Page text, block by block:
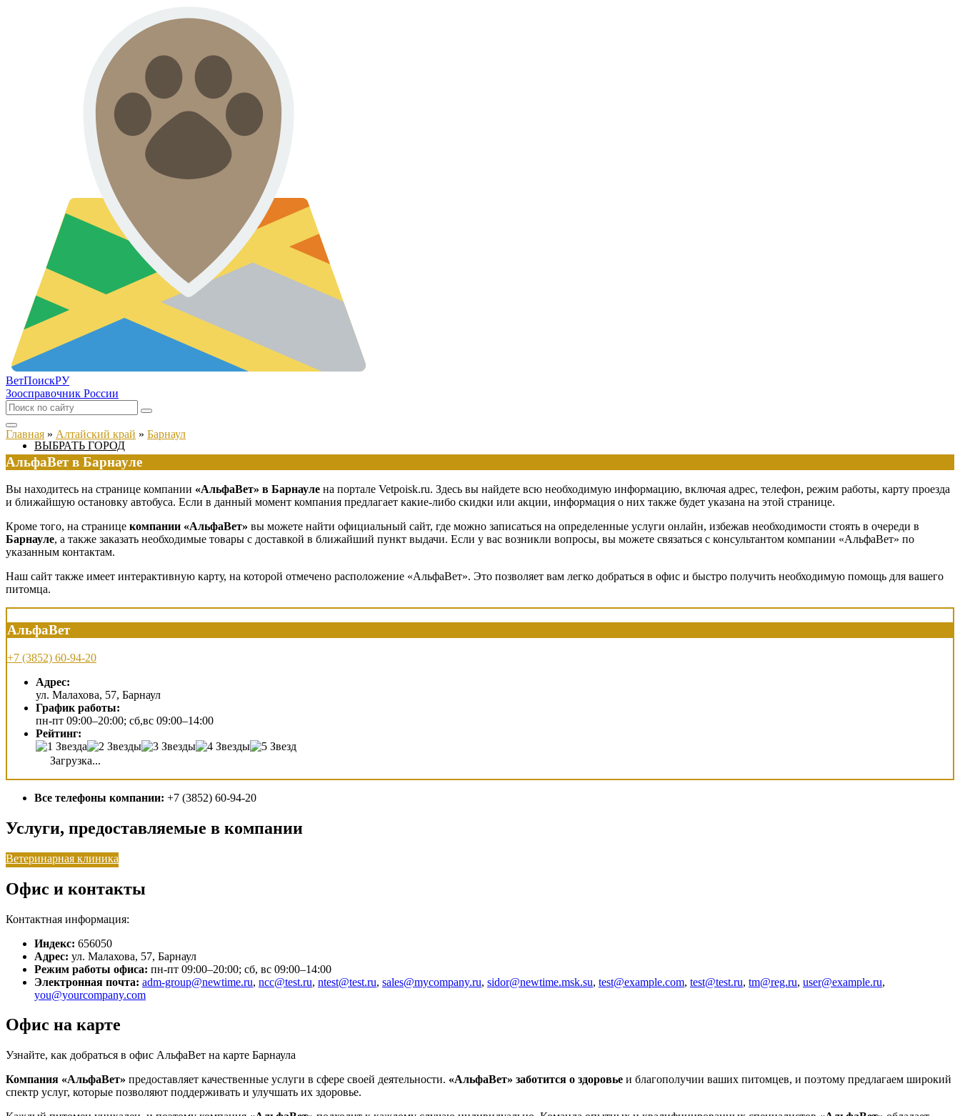
ВетПоискРУ
Зоосправочник России
ВЫБРАТЬ ГОРОД
Главная » Алтайский край » Барнаул
АльфаВет в Барнауле
Вы находитесь на странице компании «АльфаВет» в Барнауле на портале Vetpoisk.ru. Здесь вы найдете всю необходимую информацию, включая адрес, телефон, режим работы, карту проезда
и ближайшую остановку автобуса. Если в данный момент компания предлагает какие-либо скидки или акции, информация о них также будет указана на этой странице.
Кроме того, на странице компании «АльфаВет» вы можете найти официальный сайт, где можно записаться на определенные услуги онлайн, избежав необходимости стоять в очереди в
Барнауле, а также заказать необходимые товары с доставкой в ближайший пункт выдачи. Если у вас возникли вопросы, вы можете связаться с консультантом компании «АльфаВет» по
указанным контактам.
Наш сайт также имеет интерактивную карту, на которой отмечено расположение «АльфаВет». Это позволяет вам легко добраться в офис и быстро получить необходимую помощь для вашего
питомца.
АльфаВет
+7 (3852) 60-94-20
Адрес:
ул. Малахова, 57, Барнаул
График работы:
пн-пт 09:00–20:00; сб,вс 09:00–14:00
Рейтинг:
Загрузка...
Все телефоны компании: +7 (3852) 60-94-20
Услуги, предоставляемые в компании
Ветеринарная клиника
Офис и контакты
Контактная информация:
Индекс: 656050
Адрес: ул. Малахова, 57, Барнаул
Режим работы офиса: пн-пт 09:00–20:00; сб, вс 09:00–14:00
Электронная почта: adm-group@newtime.ru, ncc@test.ru, ntest@test.ru, sales@mycompany.ru, sidor@newtime.msk.su, test@example.com, test@test.ru, tm@reg.ru, user@example.ru,
you@yourcompany.com
Офис на карте
Узнайте, как добраться в офис АльфаВет на карте Барнаула
Компания «АльфаВет» предоставляет качественные услуги в сфере своей деятельности. «АльфаВет» заботится о здоровье и благополучии ваших питомцев, и поэтому предлагаем широкий
спектр услуг, которые позволяют поддерживать и улучшать их здоровье.